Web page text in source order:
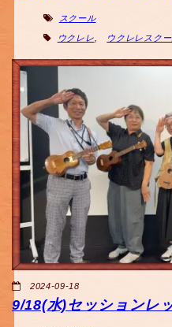
スクール
ウクレレ ウクレレスク
2024-09-18
9/18(水)セッションレ